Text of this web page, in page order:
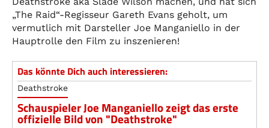
„The Raid“-Regisseur Gareth Evans geholt, um
vermutlich mit Darsteller Joe Manganiello in der
Hauptrolle den Film zu inszenieren!
Das könnte Dich auch interessieren:
Deathstroke
Schauspieler Joe Manganiello zeigt das erste
offizielle Bild von "Deathstroke"